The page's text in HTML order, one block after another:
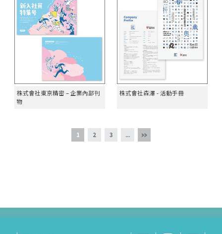
株式會社東京精密 – 企業內部刊
物
株式會社森澤 - 活動手冊
1 2 3 ...